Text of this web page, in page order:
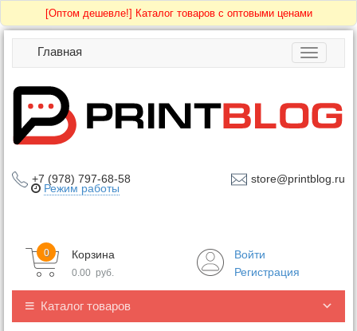
[Оптом дешевле!] Каталог товаров с оптовыми ценами
Toggle
Главная
+7 (978) 797-68-58 store@printblog.ru
Режим работы
Корзина
0
0.00 руб.
Войти
Регистрация
Каталог товаров